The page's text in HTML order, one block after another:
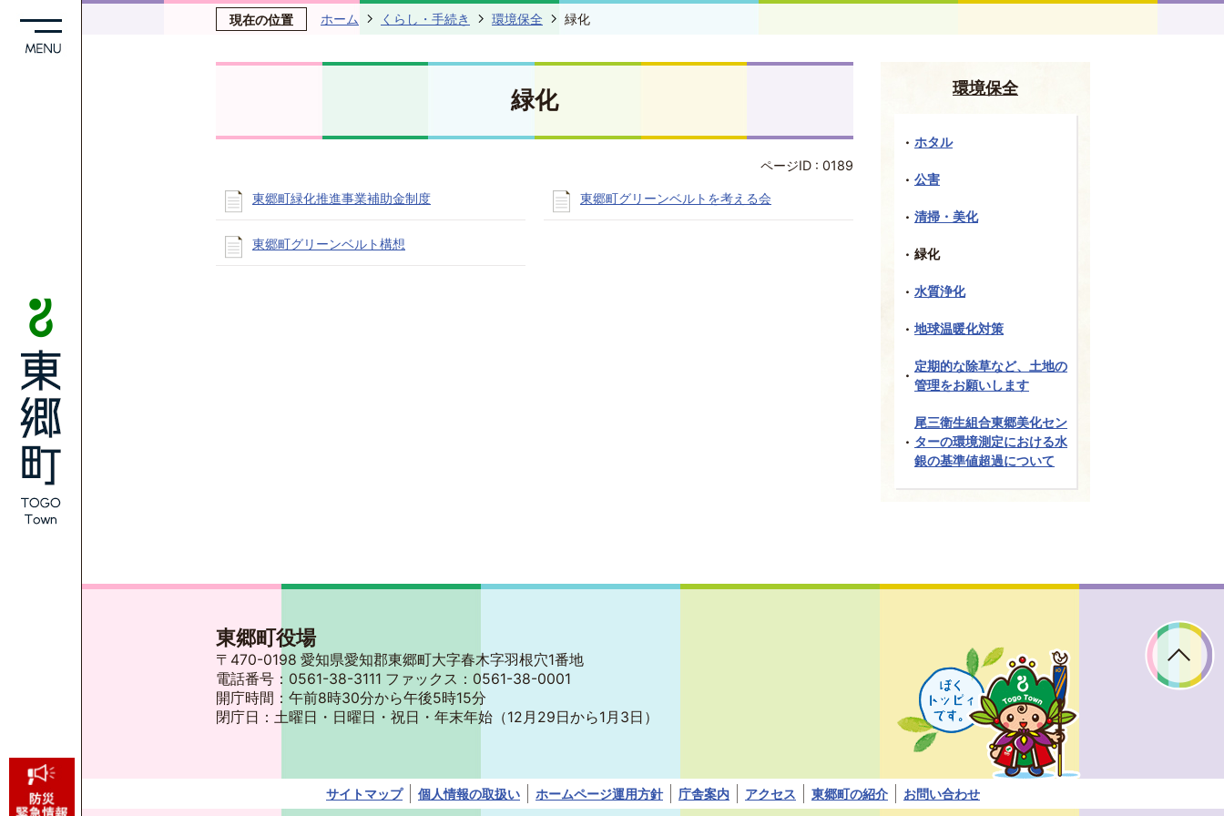
現在の位置 ホーム くらし・手続き 環境保全 緑化
緑化
ページID : 0189
東郷町緑化推進事業補助金制度 東郷町グリーンベルトを考える会
東郷町グリーンベルト構想
環境保全
ホタル
公害
清掃・美化
緑化
水質浄化
地球温暖化対策
定期的な除草など、土地の
管理をお願いします
尾三衛生組合東郷美化セン
ターの環境測定における水
銀の基準値超過について
東郷町役場
〒470-0198 愛知県愛知郡東郷町大字春木字羽根穴1番地
電話番号：0561-38-3111 ファックス：0561-38-0001
開庁時間：午前8時30分から午後5時15分
閉庁日：土曜日・日曜日・祝日・年末年始 （12月29日から1月3日）
ッ
ピ
す。
サイトマップ 個人情報の取扱い ホームページ運用方針 庁舎案内 アクセス 東郷町の紹介 お問い合わせ